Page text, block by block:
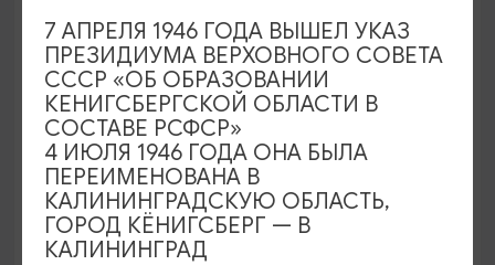
МАСТЕР-КЛАССЫ
Мастер-классы по керамике Елены
Бодяковой
7 АПРЕЛЯ 1946 ГОДА ВЫШЕЛ УКАЗ
ПРЕЗИДИУМА ВЕРХОВНОГО СОВЕТА
СССР «ОБ ОБРАЗОВАНИИ
КЕНИГСБЕРГСКОЙ ОБЛАСТИ В
СОСТАВЕ РСФСР»
4 ИЮЛЯ 1946 ГОДА ОНА БЫЛА
ПЕРЕИМЕНОВАНА В
КАЛИНИНГРАДСКУЮ ОБЛАСТЬ,
ГОРОД КЁНИГСБЕРГ — В
КАЛИНИНГРАД